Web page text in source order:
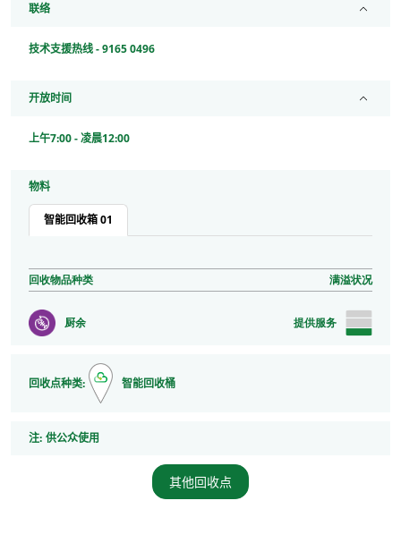
联络
技术支援热线 - 9165 0496
开放时间
上午7:00 - 凌晨12:00
物料
智能回收箱 01
回收物品种类 满溢状况
厨余 提供服务
回收点种类: 智能回收桶
注: 注
供公众使用
其他回收点